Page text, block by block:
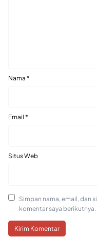
Nama *
Email *
Situs Web
Simpan nama, email, dan
komentar saya berikutnya.